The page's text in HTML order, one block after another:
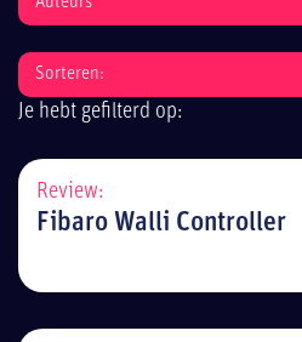
Je hebt gefilterd op:
Review:
Fibaro Walli Controller